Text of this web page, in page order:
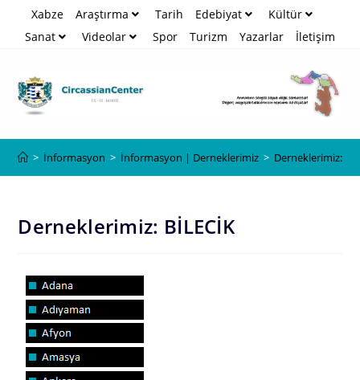
Xabze Araştırma Tarih Edebiyat
Kültür
Sanat
Videolar Spor Turizm Yazarlar İletişim
> İnformasyon > İnformasyon | Derneklerimiz > Derneklerimiz:
Derneklerimiz: BİLECİK